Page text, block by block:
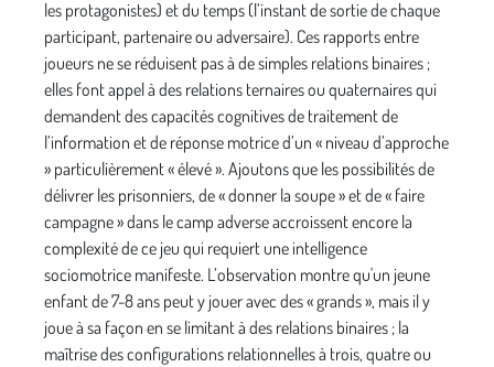
les protagonistes) et du temps (l’instant de sortie de chaque
participant, partenaire ou adversaire). Ces rapports entre
joueurs ne se réduisent pas à de simples relations binaires ;
elles font appel à des relations ternaires ou quaternaires qui
demandent des capacités cognitives de traitement de
l’information et de réponse motrice d’un « niveau d’approche
» particulièrement « élevé ». Ajoutons que les possibilités de
délivrer les prisonniers, de « donner la soupe » et de « faire
campagne » dans le camp adverse accroissent encore la
complexité de ce jeu qui requiert une intelligence
sociomotrice manifeste. L’observation montre qu'un jeune
enfant de 7-8 ans peut y jouer avec des « grands », mais il y
joue à sa façon en se limitant à des relations binaires ; la
maîtrise des configurations relationnelles à trois, quatre ou